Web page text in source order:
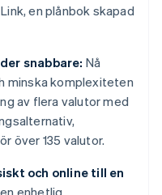
en plånbok skapad
snabbare: Nå
minska komplexiteten
av flera valutor med
över 135 valutor.
och online till en